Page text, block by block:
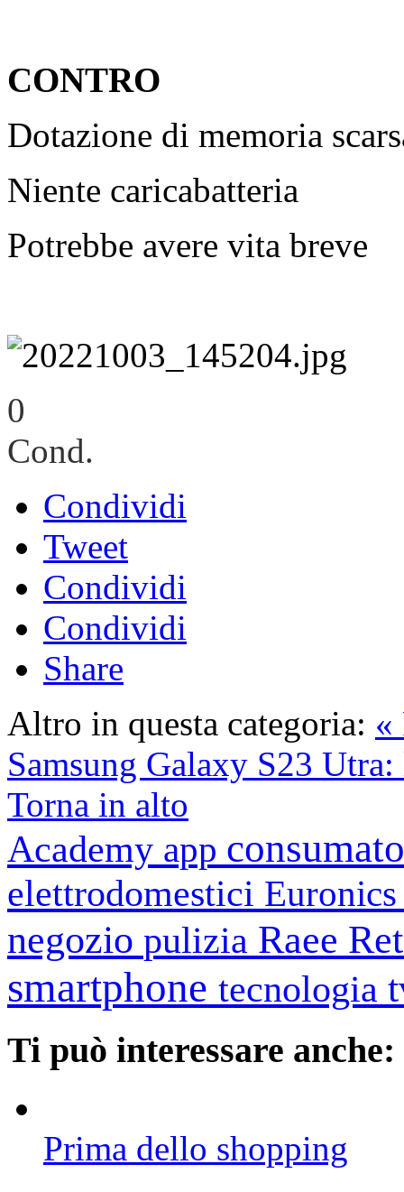
CONTRO
Dotazione di memoria
Niente caricabatteria
Potrebbe avere vita breve
0
Cond.
Condividi
Tweet
Condividi
Condividi
Share
Altro in questa categoria: «
Samsung Galaxy S23
Torna in alto
Academy app
elettrodomestici
negozio pulizia Raee
smartphone tecnologia
Ti può interessare anche:
Prima dello shopping